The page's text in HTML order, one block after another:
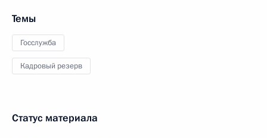
Темы
Госслужба
Кадровый резерв
Статус материала